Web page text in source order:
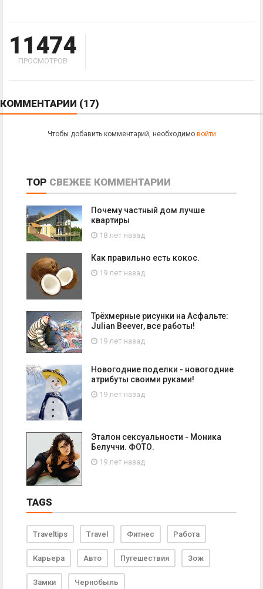
11474
ПРОСМОТРОВ
КОММЕНТАРИИ (17)
Чтобы добавить комментарий, необходимо войти
TOP СВЕЖЕЕ КОММЕНТАРИИ
Почему частный дом лучше
квартиры
18 лет назад
Как правильно есть кокос.
19 лет назад
Трёхмерные рисунки на Асфальте:
Julian Beever, все работы!
19 лет назад
Новогодние поделки - новогодние
атрибуты своими руками!
19 лет назад
Эталон сексуальности - Моника
Белуччи. ФОТО.
19 лет назад
TAGS
Traveltips Travel Фитнес Работа
Карьера Авто Путешествия Зож
Замки Чернобыль